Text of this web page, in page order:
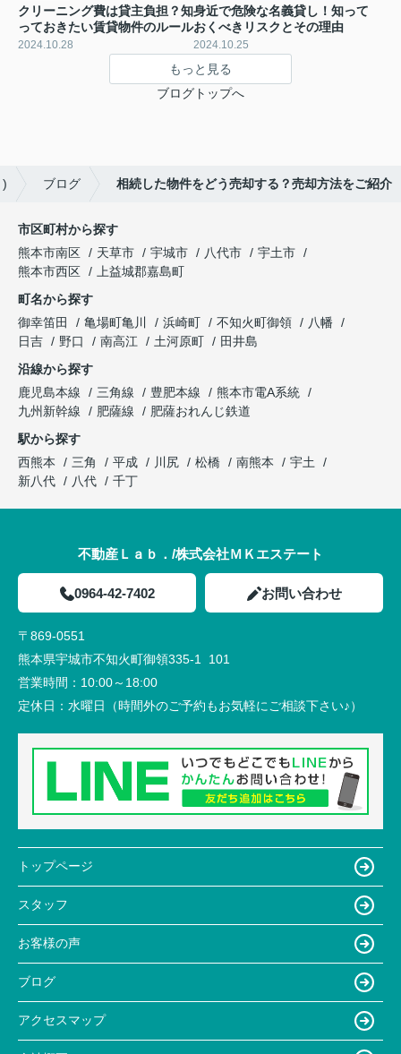
クリーニング費は貸主負担？知
っておきたい賃貸物件のルール
2024.10.28
身近で危険な名義貸し！知って
おくべきリスクとその理由
2024.10.25
もっと見る
ブログトップへ
) ブログ 相続した物件をどう売却する？売却方法をご紹介
市区町村から探す
熊本市南区
天草市 宇城市 八代市
宇土市
熊本市西区
上益城郡嘉島町
町名から探す
御幸笛田
亀場町亀川 浜崎町 不知火町御領
八幡
日吉
野口 南高江 土河原町
田井島
沿線から探す
鹿児島本線
三角線 豊肥本線
熊本市電A系統
九州新幹線
肥薩線
肥薩おれんじ鉄道
駅から探す
西熊本
三角 平成 川尻 松橋 南熊本
宇土
新八代
八代 千丁
不動産Ｌａｂ．/株式会社ＭＫエステート
0964-42-7402 お問い合わせ
〒869-0551
熊本県宇城市不知火町御領335-1 101
営業時間： 10:00～18:00
定休日： 水曜日（時間外のご予約もお気軽にご相談下さい♪）
トップページ
スタッフ
お客様の声
ブログ
アクセスマップ